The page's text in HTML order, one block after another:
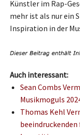
Künstler im Rap-
mehr ist als nur ein
Inspiration in der
Auch interessant:
Sean Combs
Musikmoguls
Thomas Kehl